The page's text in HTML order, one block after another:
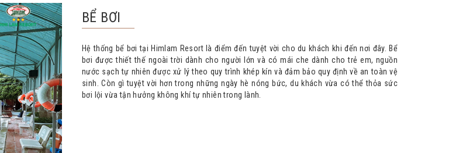
BỂ BƠI
Hệ thống bể bơi tại Himlam Resort là điểm đến tuyệt vời cho du khách khi đến nơi đây. Bể
bơi được thiết thế ngoài trời dành cho người lớn và có mái che dành cho trẻ em, nguồn
nước sạch tự nhiên được xử lý theo quy trình khép kín và đảm bảo quy định về an toàn vệ
sinh. Còn gì tuyệt vời hơn trong những ngày hè nóng bức, du khách vừa có thể thỏa sức
bơi lội vừa tận hưởng không khí tự nhiên trong lành.